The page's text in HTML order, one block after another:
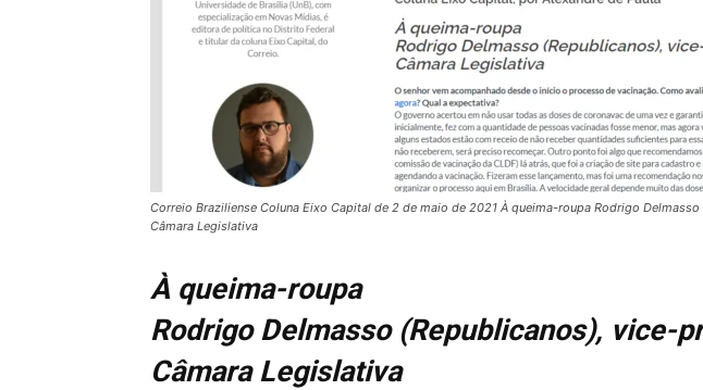
Correio Braziliense Coluna Eixo Capital de 2 de maio de 2021 À queima-roupa Rodrigo
Câmara Legislativa
À queima-roupa
Rodrigo Delmasso (Republicanos), vice-
Câmara Legislativa